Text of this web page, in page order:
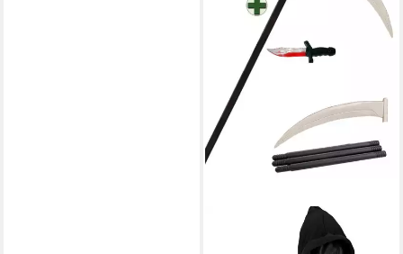
KARNEVAL-KLAMOTTEN
Kostüm Screaming Ghost